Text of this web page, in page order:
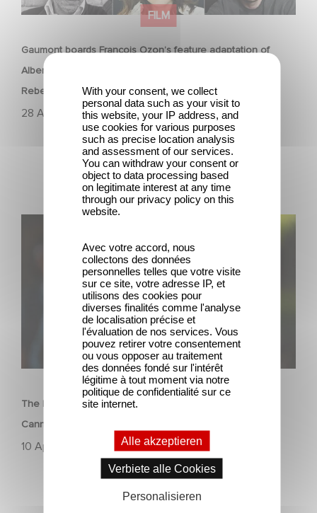
FILM
Gaumont boards François Ozon’s feature adaptation of
Albert Camus’ ‘The Stranger’ starring Benjamin Voisin,
Rebecca Marder and Swann Arlaud
28 April 2025
FILM
The Residence von Yann Gozlan: Außer Konkurrenz in
Cannes 2025 ausgewählt
10 April 2025
Cannes 2025 ausgewählt
With your consent, we collect
personal data such as your visit to
this website, your IP address, and
use cookies for various purposes
such as precise location analysis
and assessment of our services.
You can withdraw your consent or
object to data processing based
on legitimate interest at any time
through our privacy policy on this
website.
Avec votre accord, nous
collectons des données
personnelles telles que votre visite
sur ce site, votre adresse IP, et
utilisons des cookies pour
diverses finalités comme l'analyse
de localisation précise et
l'évaluation de nos services. Vous
pouvez retirer votre consentement
ou vous opposer au traitement
des données fondé sur l'intérêt
légitime à tout moment via notre
politique de confidentialité sur ce
site internet.
Alle akzeptieren
Verbiete alle Cookies
Personalisieren